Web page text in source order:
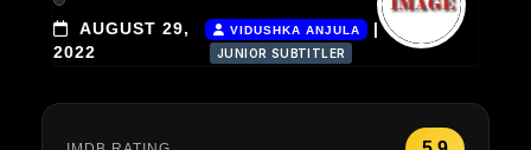
AUGUST 29,
2022
VIDUSHKA ANJULA
JUNIOR SUBTITLER